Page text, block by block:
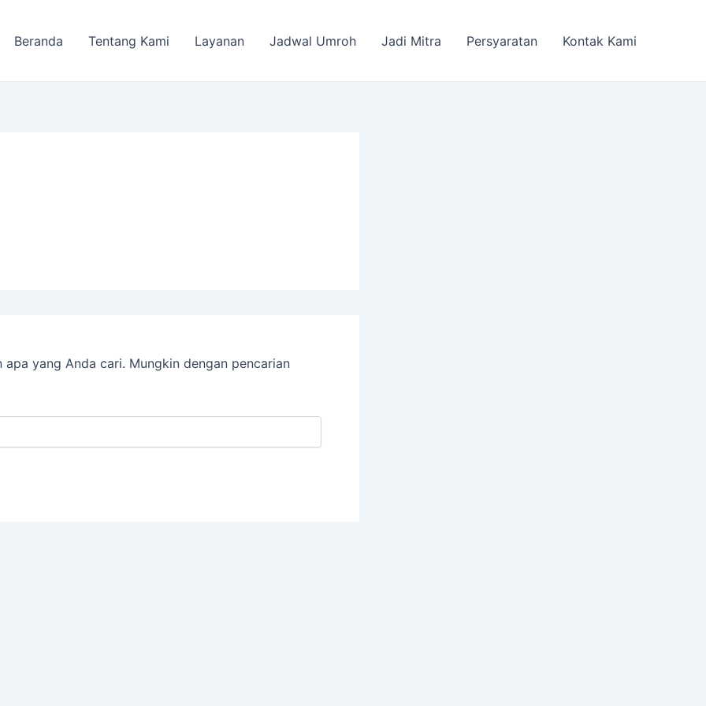
Beranda Tentang Kami Layanan Jadwal Umroh Jadi Mitra Persyaratan Kontak Kami
yang Anda cari. Mungkin dengan pencarian